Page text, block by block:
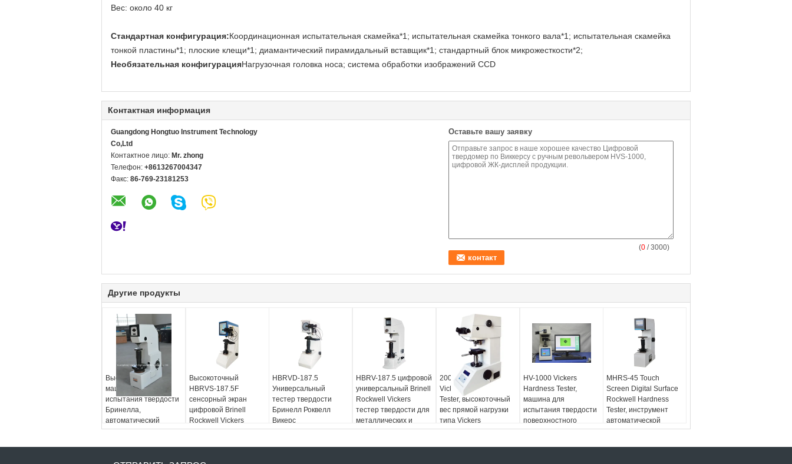
Вес: около 40 кг
Стандартная конфигурация:Координационная испытательная скамейка*1; испытательная скамейка тонкого вала*1; испытательная скамейка
тонкой пластины*1; плоские клещи*1; диамантический пирамидальный вставщик*1; стандартный блок микрожесткости*2;
Необязательная конфигурацияНагрузочная головка носа; система обработки изображений CCD
Контактная информация
Guangdong Hongtuo Instrument Technology
Co,Ltd
Контактное лицо: Mr. zhong
Телефон: +8613267004347
Факс: 86-769-23181253
Оставьте вашу заявку
(0 / 3000)
Другие продукты
Высокоточная
машина для
испытания твердости
Бринелла,
автоматический
цифровой тестер
Высокоточный
HBRVS-187.5F
сенсорный экран
цифровой Brinell
Rockwell Vickers
универсальный
HBRVD-187.5
Универсальный
тестер твердости
Бринелл Роквелл
Викерс
HBRV-187.5 цифровой
универсальный Brinell
Rockwell Vickers
тестер твердости для
металлических и
неметаллических
200HV-5 Low Load
Vickers Hardness
Tester, высокоточный
вес прямой нагрузки
типа Vickers
интегрированная
HV-1000 Vickers
Hardness Tester,
машина для
испытания твердости
поверхностного
отверждения слоя
MHRS-45 Touch
Screen Digital Surface
Rockwell Hardness
Tester, инструмент
автоматической
работы по испытанию